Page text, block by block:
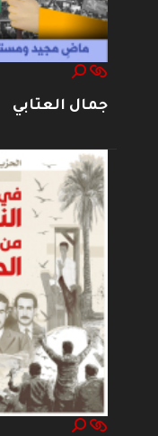
جمال العتابي